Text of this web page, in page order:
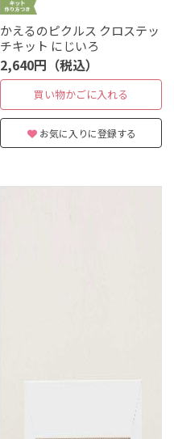
かえるのピクルス クロステッ
チキット にじいろ
2,640円（税込）
買い物かごに入れる
お気に入りに登録する